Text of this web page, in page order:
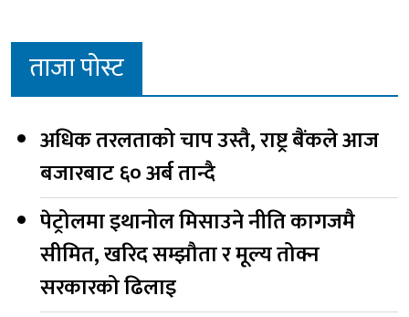
ताजा पोस्ट
अधिक तरलताको चाप उस्तै, राष्ट्र बैंकले आज
बजारबाट ६० अर्ब तान्दै
पेट्रोलमा इथानोल मिसाउने नीति कागजमै
सीमित, खरिद सम्झौता र मूल्य तोक्न
सरकारको ढिलाइ